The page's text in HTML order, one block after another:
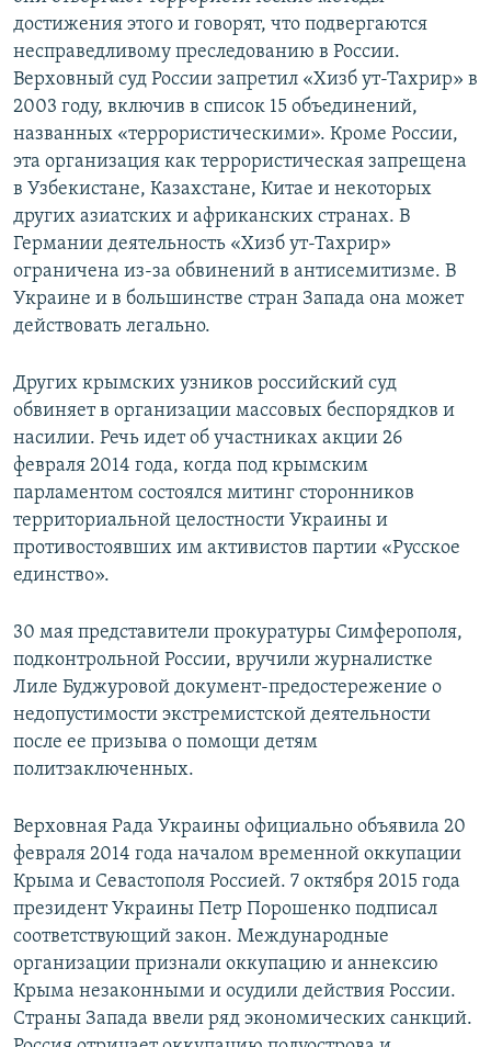
достижения этого и говорят, что подвергаются
несправедливому преследованию в России.
Верховный суд России запретил «Хизб ут-Тахрир» в
2003 году, включив в список 15 объединений,
названных «террористическими». Кроме России,
эта организация как террористическая запрещена
в Узбекистане, Казахстане, Китае и некоторых
других азиатских и африканских странах. В
Германии деятельность «Хизб ут-Тахрир»
ограничена из-за обвинений в антисемитизме. В
Украине и в большинстве стран Запада она может
действовать легально.
Других крымских узников российский суд
обвиняет в организации массовых беспорядков и
насилии. Речь идет об участниках акции 26
февраля 2014 года, когда под крымским
парламентом состоялся митинг сторонников
территориальной целостности Украины и
противостоявших им активистов партии «Русское
единство».
30 мая представители прокуратуры Симферополя,
подконтрольной России, вручили журналистке
Лиле Буджуровой документ-предостережение о
недопустимости экстремистской деятельности
после ее призыва о помощи детям
политзаключенных.
Верховная Рада Украины официально объявила 20
февраля 2014 года началом временной оккупации
Крыма и Севастополя Россией. 7 октября 2015 года
президент Украины Петр Порошенко подписал
соответствующий закон. Международные
организации признали оккупацию и аннексию
Крыма незаконными и осудили действия России.
Страны Запада ввели ряд экономических санкций.